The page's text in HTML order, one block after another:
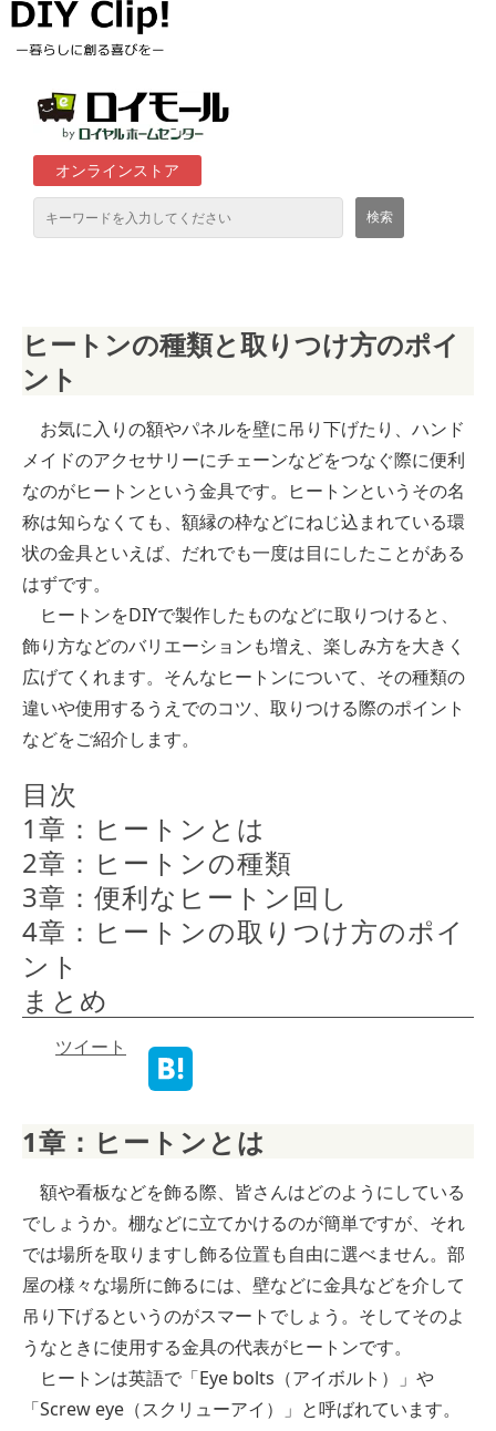
オンラインストア
ロイヤルホームセンター店舗
ヒートンの種類と取りつけ方のポイ
ント
お気に入りの額やパネルを壁に吊り下げたり、ハンド
メイドのアクセサリーにチェーンなどをつなぐ際に便利
なのがヒートンという金具です。ヒートンというその名
称は知らなくても、額縁の枠などにねじ込まれている環
状の金具といえば、だれでも一度は目にしたことがある
はずです。
ヒートンをDIYで製作したものなどに取りつけると、
飾り方などのバリエーションも増え、楽しみ方を大きく
広げてくれます。そんなヒートンについて、その種類の
違いや使用するうえでのコツ、取りつける際のポイント
などをご紹介します。
目次
1章：ヒートンとは
2章：ヒートンの種類
3章：便利なヒートン回し
4章：ヒートンの取りつけ方のポイ
ント
まとめ
ツイート
1章：ヒートンとは
額や看板などを飾る際、皆さんはどのようにしている
でしょうか。棚などに立てかけるのが簡単ですが、それ
では場所を取りますし飾る位置も自由に選べません。部
屋の様々な場所に飾るには、壁などに金具などを介して
吊り下げるというのがスマートでしょう。そしてそのよ
うなときに使用する金具の代表がヒートンです。
ヒートンは英語で「Eye bolts（アイボルト）」や
「Screw eye（スクリューアイ）」と呼ばれています。